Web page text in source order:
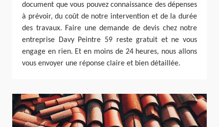
document que vous pouvez connaissance des dépenses
à prévoir, du coût de notre intervention et de la durée
des travaux. Faire une demande de devis chez notre
entreprise Davy Peintre 59 reste gratuit et ne vous
engage en rien. Et en moins de 24 heures, nous allons
vous envoyer une réponse claire et bien détaillée.